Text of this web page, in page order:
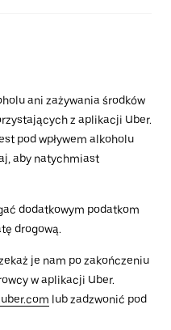
ani zażywania środków
z aplikacji Uber.
pod wpływem alkoholu
aby natychmiast
dodatkowym podatkom
drogową.
je nam po zakończeniu
w aplikacji Uber.
lub zadzwonić pod